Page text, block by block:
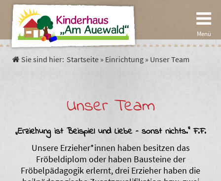
Menü
Start
Pädagogik
Spielpädagogik
Die Gärten der Kinder
Einrichtung
Die Krippe
Verein
Sie sind hier: Startseite » Einrichtung » Unser Team
Unser Team
„Erziehung ist Beispiel und Liebe – sonst nichts.“ F.F.
Unsere Erzieher*innen haben besitzen das
Fröbeldiplom oder haben Bausteine der
Fröbelpädagogik erlernt, drei Erzieher haben die